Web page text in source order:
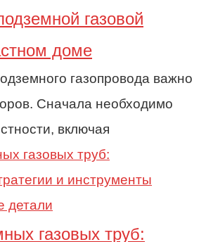
газовой
доме
газопровода важно
Сначала необходимо
включая
детали
газовых труб: